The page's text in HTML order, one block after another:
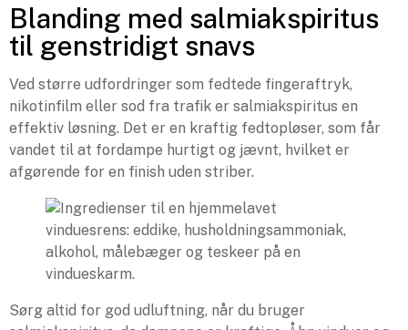
Blanding med salmiakspiritus
til genstridigt snavs
Ved større udfordringer som fedtede fingeraftryk,
nikotinfilm eller sod fra trafik er salmiakspiritus en
effektiv løsning. Det er en kraftig fedtopløser, som får
vandet til at fordampe hurtigt og jævnt, hvilket er
afgørende for en finish uden striber.
Sørg altid for god udluftning, når du bruger